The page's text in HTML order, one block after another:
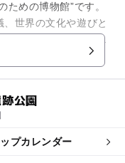
ための博物館”です。
、世界の文化や遊びと
ろいろなものづくり
公園
プカレンダー